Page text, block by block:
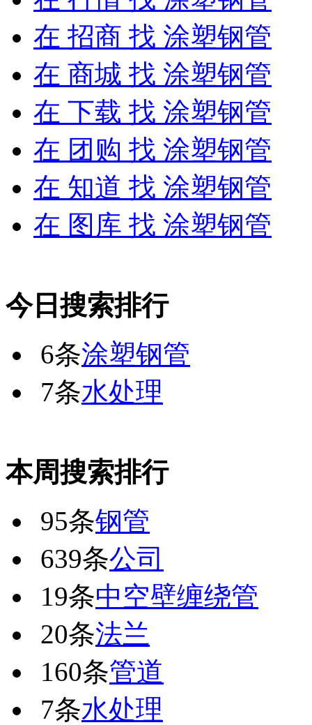
在 招商 找 涂塑钢管
在 商城 找 涂塑钢管
在 下载 找 涂塑钢管
在 团购 找 涂塑钢管
在 知道 找 涂塑钢管
在 图库 找 涂塑钢管
今日搜索排行
6条涂塑钢管
7条水处理
本周搜索排行
95条钢管
639条公司
19条中空壁缠绕管
20条法兰
160条管道
7条水处理